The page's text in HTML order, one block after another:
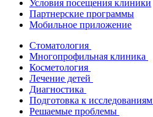
Условия посещения клиники
Партнерские программы
Мобильное приложение
Стоматология
Многопрофильная клиника
Косметология
Лечение детей
Диагностика
Подготовка к исследованиям
Решаемые проблемы